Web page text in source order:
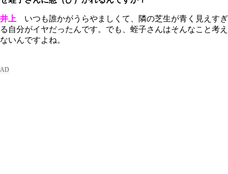
井上 いつも誰かがうらやましくて、隣の芝生が青く見えすぎ
る自分がイヤだったんです。でも、蛭子さんはそんなこと考え
ないんですよね。